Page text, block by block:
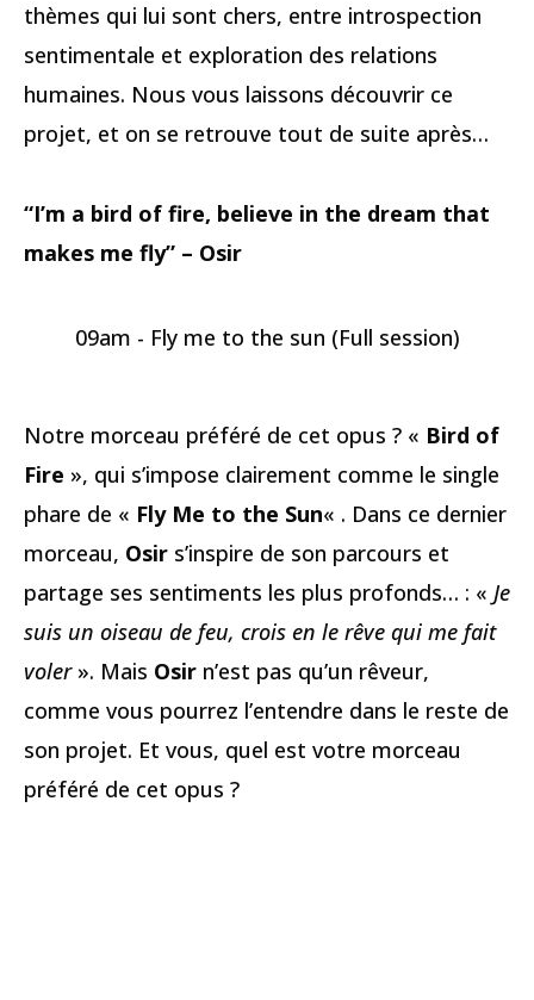
thèmes qui lui sont chers, entre introspection
sentimentale et exploration des relations
humaines. Nous vous laissons découvrir ce
projet, et on se retrouve tout de suite après…
“I’m a bird of fire, believe in the dream that
makes me fly” – Osir
09am - Fly me to the sun (Full session)
Notre morceau préféré de cet opus ? « Bird of
Fire », qui s’impose clairement comme le single
phare de « Fly Me to the Sun« . Dans ce dernier
morceau, Osir s’inspire de son parcours et
partage ses sentiments les plus profonds… : « Je
suis un oiseau de feu, crois en le rêve qui me fait
voler». Mais Osir n’est pas qu’un rêveur,
comme vous pourrez l’entendre dans le reste de
son projet. Et vous, quel est votre morceau
préféré de cet opus ?